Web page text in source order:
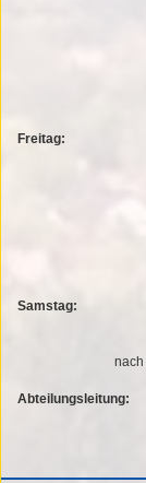
Freitag:
Samstag:
nach
Abteilungsleitung: